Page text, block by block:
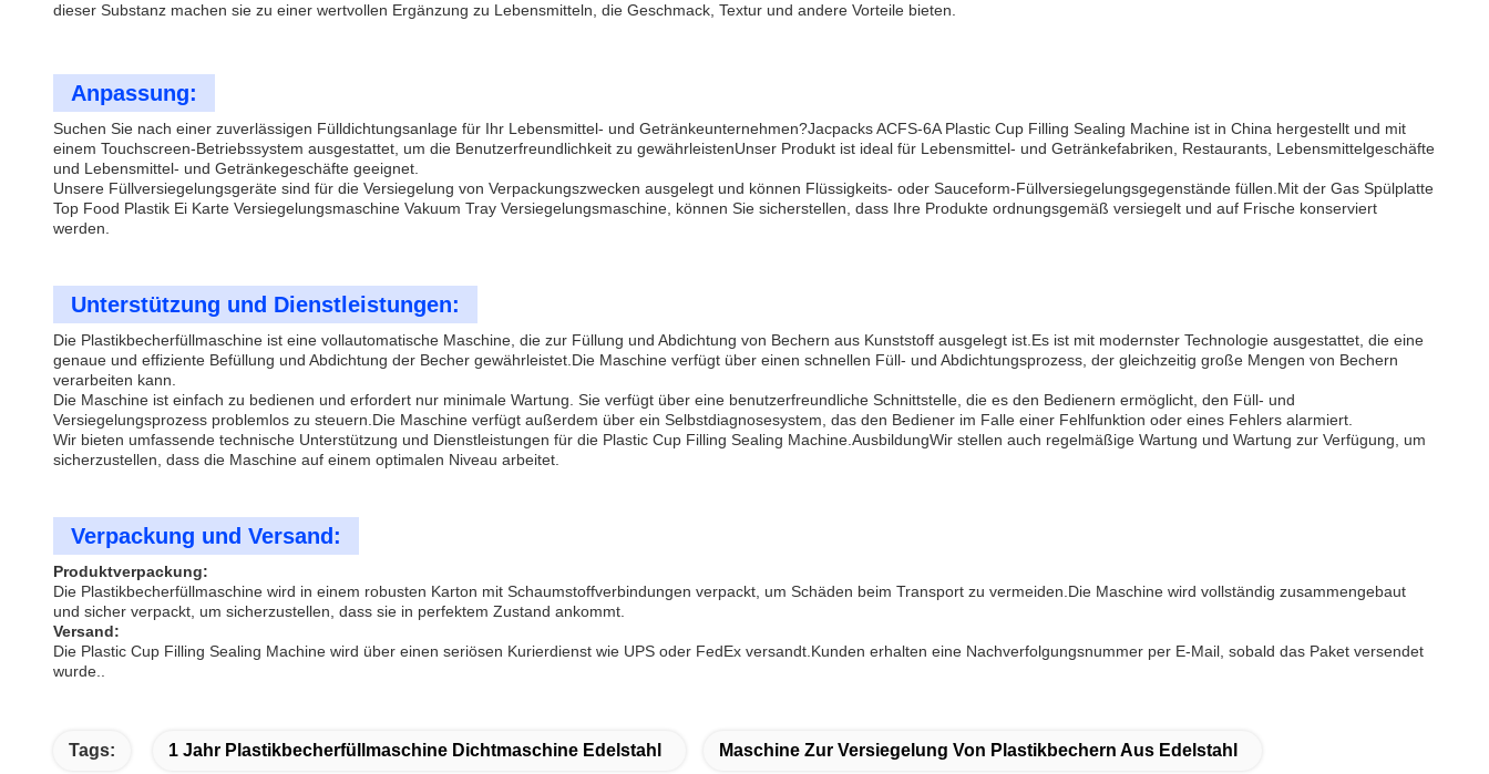
dieser Substanz machen sie zu einer wertvollen Ergänzung zu Lebensmitteln, die Geschmack, Textur und andere Vorteile bieten.
Anpassung:
Suchen Sie nach einer zuverlässigen Fülldichtungsanlage für Ihr Lebensmittel- und Getränkeunternehmen?Jacpacks ACFS-6A Plastic Cup Filling Sealing Machine ist in China hergestellt und mit
einem Touchscreen-Betriebssystem ausgestattet, um die Benutzerfreundlichkeit zu gewährleistenUnser Produkt ist ideal für Lebensmittel- und Getränkefabriken, Restaurants, Lebensmittelgeschäfte
und Lebensmittel- und Getränkegeschäfte geeignet.
Unsere Füllversiegelungsgeräte sind für die Versiegelung von Verpackungszwecken ausgelegt und können Flüssigkeits- oder Sauceform-Füllversiegelungsgegenstände füllen.Mit der Gas Spülplatte
Top Food Plastik Ei Karte Versiegelungsmaschine Vakuum Tray Versiegelungsmaschine, können Sie sicherstellen, dass Ihre Produkte ordnungsgemäß versiegelt und auf Frische konserviert
werden.
Unterstützung und Dienstleistungen:
Die Plastikbecherfüllmaschine ist eine vollautomatische Maschine, die zur Füllung und Abdichtung von Bechern aus Kunststoff ausgelegt ist.Es ist mit modernster Technologie ausgestattet, die eine
genaue und effiziente Befüllung und Abdichtung der Becher gewährleistet.Die Maschine verfügt über einen schnellen Füll- und Abdichtungsprozess, der gleichzeitig große Mengen von Bechern
verarbeiten kann.
Die Maschine ist einfach zu bedienen und erfordert nur minimale Wartung. Sie verfügt über eine benutzerfreundliche Schnittstelle, die es den Bedienern ermöglicht, den Füll- und
Versiegelungsprozess problemlos zu steuern.Die Maschine verfügt außerdem über ein Selbstdiagnosesystem, das den Bediener im Falle einer Fehlfunktion oder eines Fehlers alarmiert.
Wir bieten umfassende technische Unterstützung und Dienstleistungen für die Plastic Cup Filling Sealing Machine.AusbildungWir stellen auch regelmäßige Wartung und Wartung zur Verfügung, um
sicherzustellen, dass die Maschine auf einem optimalen Niveau arbeitet.
Verpackung und Versand:
Produktverpackung:
Die Plastikbecherfüllmaschine wird in einem robusten Karton mit Schaumstoffverbindungen verpackt, um Schäden beim Transport zu vermeiden.Die Maschine wird vollständig zusammengebaut
und sicher verpackt, um sicherzustellen, dass sie in perfektem Zustand ankommt.
Versand:
Die Plastic Cup Filling Sealing Machine wird über einen seriösen Kurierdienst wie UPS oder FedEx versandt.Kunden erhalten eine Nachverfolgungsnummer per E-Mail, sobald das Paket versendet
wurde..
Tags: 1 Jahr Plastikbecherfüllmaschine Dichtmaschine Edelstahl Maschine Zur Versiegelung Von Plastikbechern Aus Edelstahl